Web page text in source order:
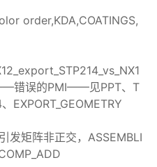
order,KDA,COATINGS,
错误的PMI——见PPT、T
EXPORT_GEOMETRY
发矩阵非正交，ASSEMBLI